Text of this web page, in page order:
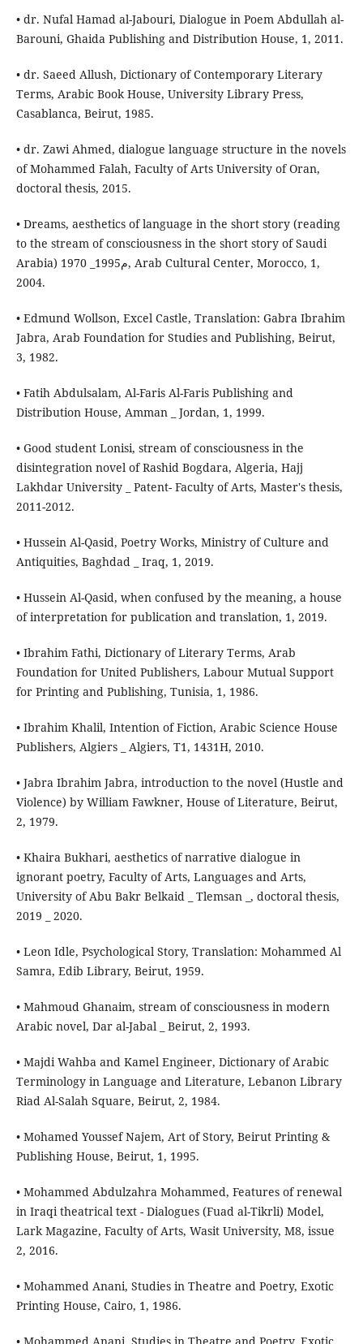
• dr. Nufal Hamad al-Jabouri, Dialogue in Poem Abdullah al-
Barouni, Ghaida Publishing and Distribution House, 1, 2011.
• dr. Saeed Allush, Dictionary of Contemporary Literary
Terms, Arabic Book House, University Library Press,
Casablanca, Beirut, 1985.
• dr. Zawi Ahmed, dialogue language structure in the novels
of Mohammed Falah, Faculty of Arts University of Oran,
doctoral thesis, 2015.
• Dreams, aesthetics of language in the short story (reading
to the stream of consciousness in the short story of Saudi
Arabia) 1970 _1995م, Arab Cultural Center, Morocco, 1,
2004.
• Edmund Wollson, Excel Castle, Translation: Gabra Ibrahim
Jabra, Arab Foundation for Studies and Publishing, Beirut,
3, 1982.
• Fatih Abdulsalam, Al-Faris Al-Faris Publishing and
Distribution House, Amman _ Jordan, 1, 1999.
• Good student Lonisi, stream of consciousness in the
disintegration novel of Rashid Bogdara, Algeria, Hajj
Lakhdar University _ Patent- Faculty of Arts, Master's thesis,
2011-2012.
• Hussein Al-Qasid, Poetry Works, Ministry of Culture and
Antiquities, Baghdad _ Iraq, 1, 2019.
• Hussein Al-Qasid, when confused by the meaning, a house
of interpretation for publication and translation, 1, 2019.
• Ibrahim Fathi, Dictionary of Literary Terms, Arab
Foundation for United Publishers, Labour Mutual Support
for Printing and Publishing, Tunisia, 1, 1986.
• Ibrahim Khalil, Intention of Fiction, Arabic Science House
Publishers, Algiers _ Algiers, T1, 1431H, 2010.
• Jabra Ibrahim Jabra, introduction to the novel (Hustle and
Violence) by William Fawkner, House of Literature, Beirut,
2, 1979.
• Khaira Bukhari, aesthetics of narrative dialogue in
ignorant poetry, Faculty of Arts, Languages and Arts,
University of Abu Bakr Belkaid _ Tlemsan _, doctoral thesis,
2019 _ 2020.
• Leon Idle, Psychological Story, Translation: Mohammed Al
Samra, Edib Library, Beirut, 1959.
• Mahmoud Ghanaim, stream of consciousness in modern
Arabic novel, Dar al-Jabal _ Beirut, 2, 1993.
• Majdi Wahba and Kamel Engineer, Dictionary of Arabic
Terminology in Language and Literature, Lebanon Library
Riad Al-Salah Square, Beirut, 2, 1984.
• Mohamed Youssef Najem, Art of Story, Beirut Printing &
Publishing House, Beirut, 1, 1995.
• Mohammed Abdulzahra Mohammed, Features of renewal
in Iraqi theatrical text - Dialogues (Fuad al-Tikrli) Model,
Lark Magazine, Faculty of Arts, Wasit University, M8, issue
2, 2016.
• Mohammed Anani, Studies in Theatre and Poetry, Exotic
Printing House, Cairo, 1, 1986.